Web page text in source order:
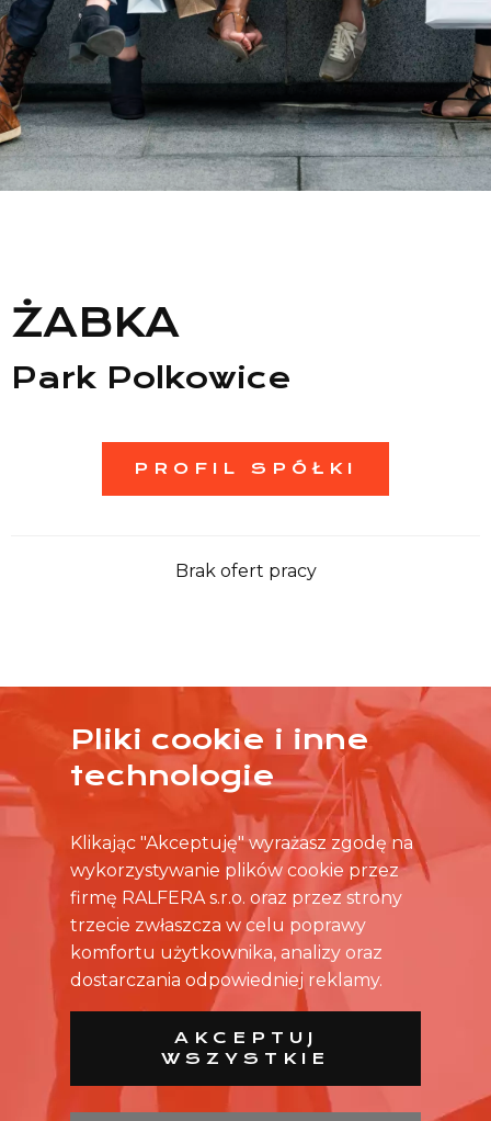
Lista sklepów
ŻABKA
Park Polkowice
PROFIL SPÓŁKI
Brak ofert pracy
ŻADNA OFERTA CIĘ NIE ZAINTERESOWAŁA?
SKONTAKTUJ SIĘ BEZPOŚREDNIO ZE SKLEPEM.
Pliki cookie i inne
technologie
Klikając "Akceptuję" wyrażasz zgodę na
wykorzystywanie plików cookie przez
firmę RALFERA s.r.o. oraz przez strony
trzecie zwłaszcza w celu poprawy
komfortu użytkownika, analizy oraz
dostarczania odpowiedniej reklamy.
AKCEPTUJ
WSZYSTKIE